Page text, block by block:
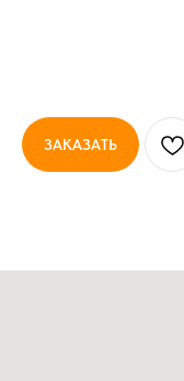
ЗАКАЗАТЬ